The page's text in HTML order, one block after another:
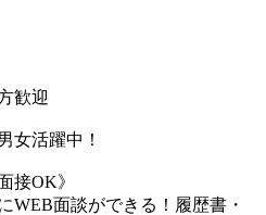
歓迎
女活躍中！
接OK》
WEB面談ができる！履歴書・